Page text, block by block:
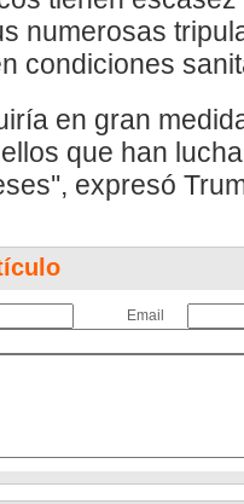
numerosas
condiciones
en gran
que han
expresó
Email